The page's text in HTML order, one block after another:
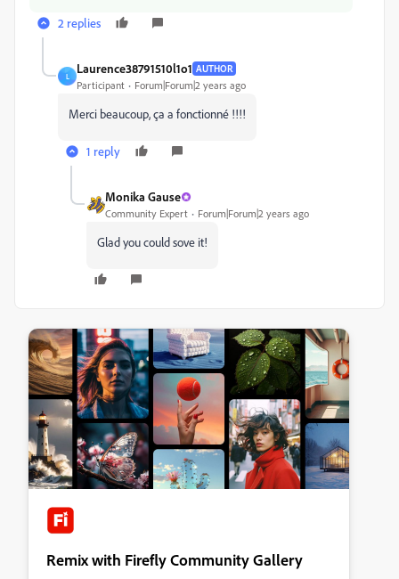
2 replies
L
Laurence38791510l1o1 AUTHOR
Participant Forum|Forum|2 years ago
Merci beaucoup, ça a fonctionné !!!!
1 reply
Monika Gause
Community Expert Forum|Forum|2 years ago
Glad you could sove it!
Remix with Firefly Community Gallery